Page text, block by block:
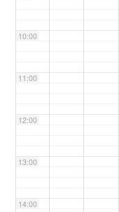
10:00
11:00
12:00
13:00
14:00